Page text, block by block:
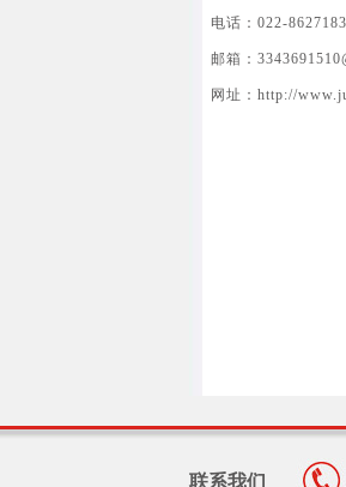
电话：022-
邮箱：
网址：http://
联系我们